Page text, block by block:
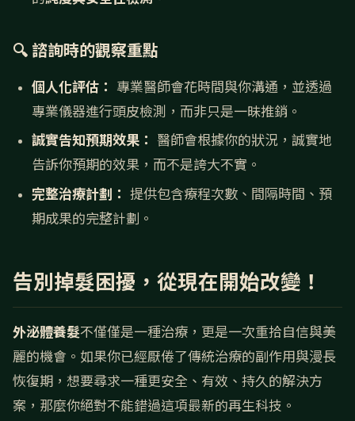
🔍 諮詢時的觀察重點
個人化評估：
專業醫師會花時間與你溝通，並透過
專業儀器進行頭皮檢測，而非只是一昧推銷。
誠實告知預期效果： 醫師會根據你的狀況，誠實地
告訴你預期的效果，而不是誇大不實。
完整治療計劃： 提供包含療程次數、間隔時間、預
期成果的完整計劃。
告別掉髮困擾，從現在開始改變！
外泌體養髮不僅僅是一種治療，更是一次重拾自信與美
麗的機會。如果你已經厭倦了傳統治療的副作用與漫長
恢復期，想要尋求一種更安全、有效、持久的解決方
案，那麼你絕對不能錯過這項最新的再生科技。